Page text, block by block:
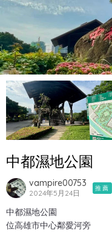
中都濕地公園
vampire00753
2024年5月24日
推薦
中都濕地公園
位高雄市中心鄰愛河旁